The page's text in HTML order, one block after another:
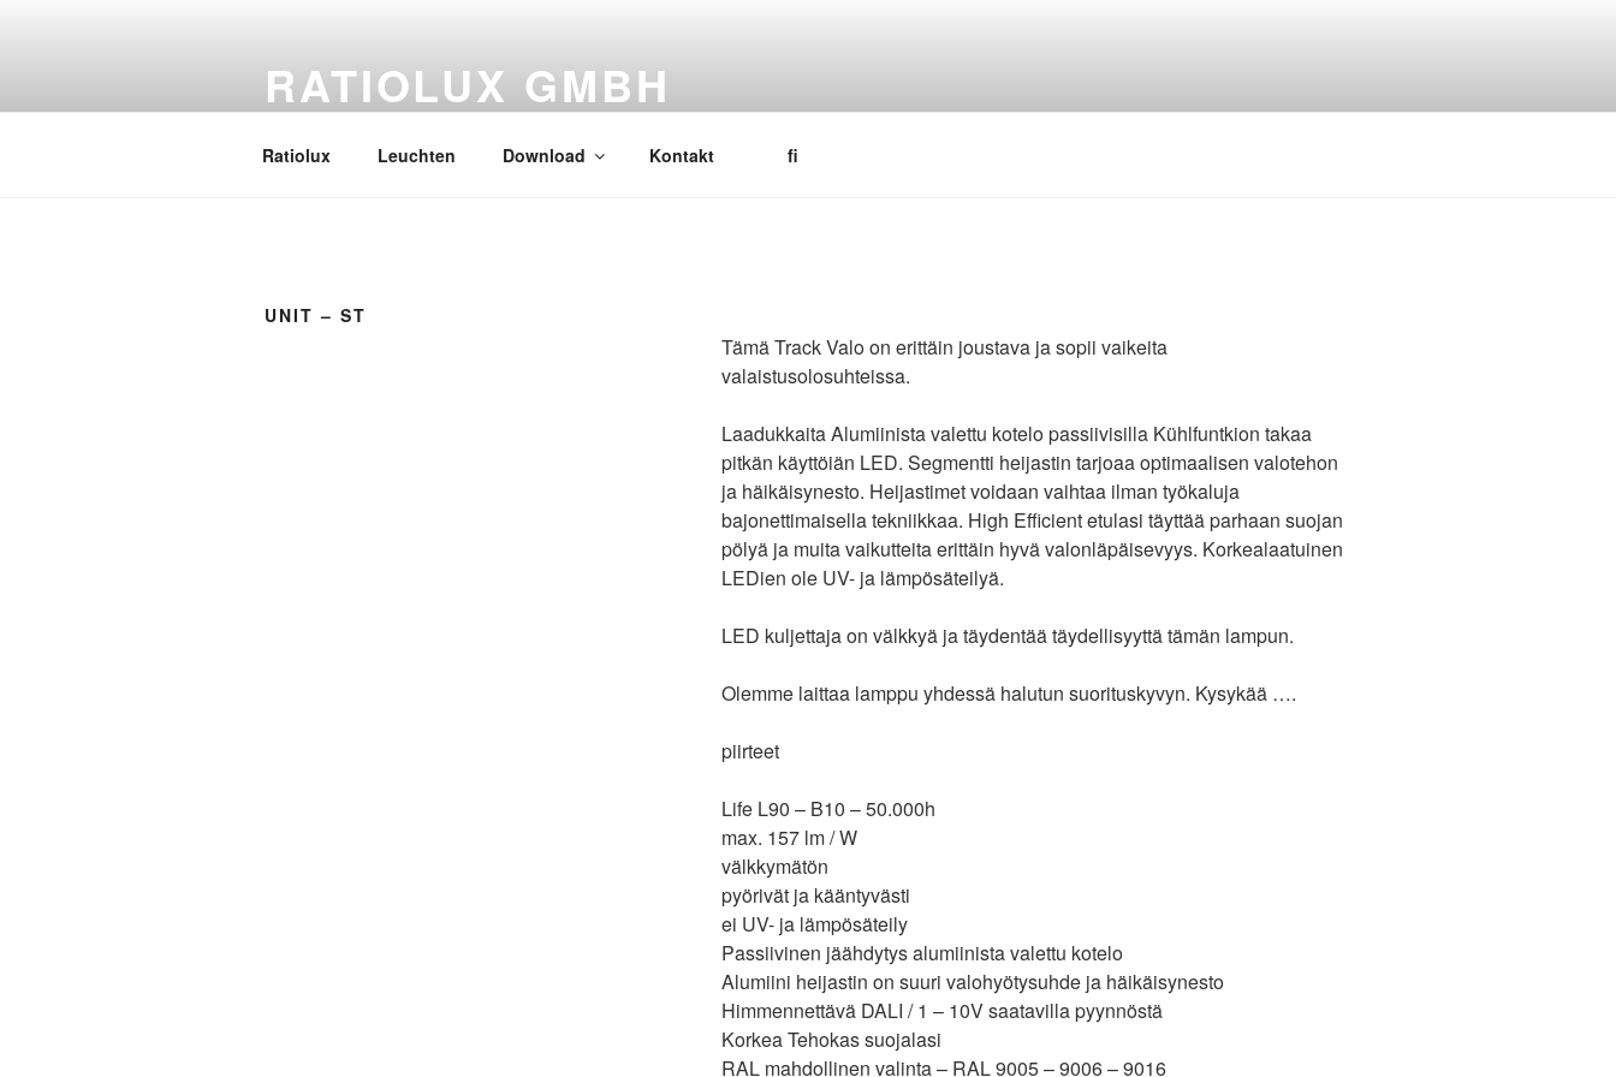
RATIOLUX GMBH
Ratiolux Leuchten Download Kontakt fi
UNIT – ST
Tämä Track Valo on erittäin joustava ja sopii vaikeita
valaistusolosuhteissa.
Laadukkaita Alumiinista valettu kotelo passiivisilla Kühlfuntkion takaa
pitkän käyttöiän LED. Segmentti heijastin tarjoaa optimaalisen valotehon
ja häikäisynesto. Heijastimet voidaan vaihtaa ilman työkaluja
bajonettimaisella tekniikkaa. High Efficient etulasi täyttää parhaan suojan
pölyä ja muita vaikutteita erittäin hyvä valonläpäisevyys. Korkealaatuinen
LEDien ole UV- ja lämpösäteilyä.
LED kuljettaja on välkkyä ja täydentää täydellisyyttä tämän lampun.
Olemme laittaa lamppu yhdessä halutun suorituskyvyn. Kysykää ….
piirteet
Life L90 – B10 – 50.000h
max. 157 lm / W
välkkymätön
pyörivät ja kääntyvästi
ei UV- ja lämpösäteily
Passiivinen jäähdytys alumiinista valettu kotelo
Alumiini heijastin on suuri valohyötysuhde ja häikäisynesto
Himmennettävä DALI / 1 – 10V saatavilla pyynnöstä
Korkea Tehokas suojalasi
RAL mahdollinen valinta – RAL 9005 – 9006 – 9016